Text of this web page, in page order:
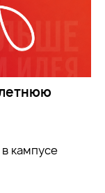
летнюю
кампусе